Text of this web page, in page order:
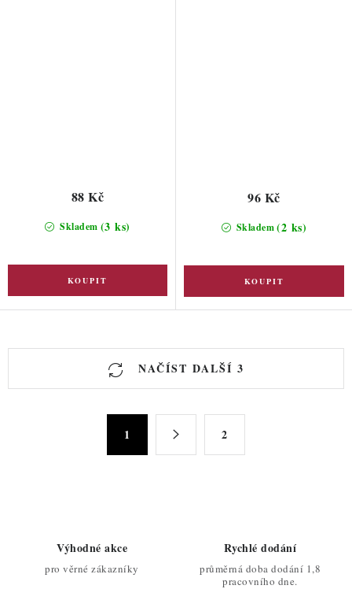
Skladem (3 ks)
88 Kč
Skladem(2 ks)
96 Kč
O
l
NAČÍST DALŠÍ 3
1 2
Výhodné akce
pro věrné zákazníky
Rychlé dodání
průměrná doba dodání 1,8
pracovního dne.